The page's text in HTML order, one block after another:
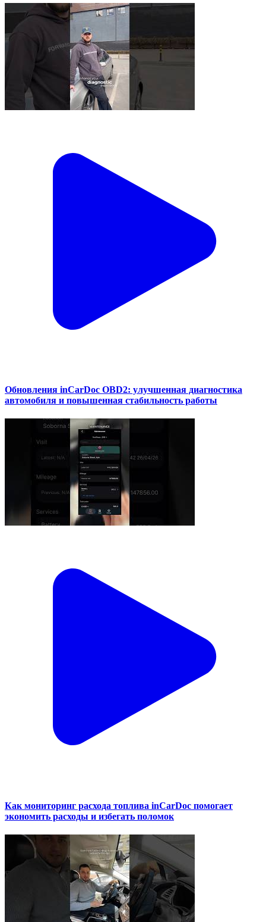
Обновления inCarDoc OBD2: улучшенная диагностика
автомобиля и повышенная стабильность работы
Как мониторинг расхода топлива inCarDoc помогает
экономить расходы и избегать поломок